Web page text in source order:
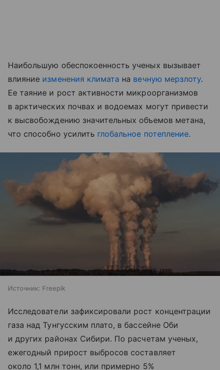
Наибольшую обеспокоенность ученых вызывает
влияние изменения климата на вечную мерзлоту.
Ее таяние и рост активности микроорганизмов
в арктических почвах и водоемах могут привести
к высвобождению значительных объемов метана,
что способно усилить глобальное потепление.
Источник: Freepik
Исследователи зафиксировали рост концентрации
газа над Тунгусским плато, в бассейне Оби
и других районах Сибири. По расчетам ученых,
ежегодный прирост выбросов составляет
около 1,1 млн тонн, или примерно 5%